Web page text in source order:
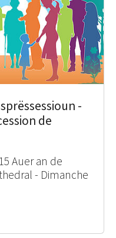
-
de
Auer an de
- Dimanche